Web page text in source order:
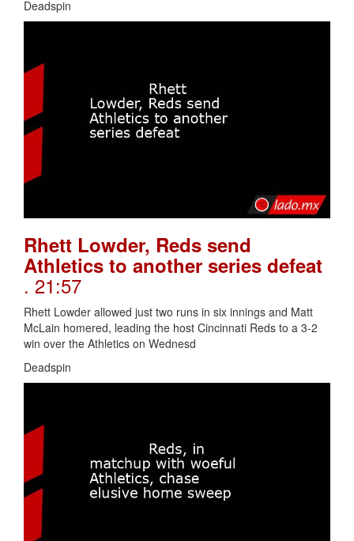
Deadspin
Rhett Lowder, Reds send
Athletics to another series defeat
. 21:57
Rhett Lowder allowed just two runs in six innings and Matt
McLain homered, leading the host Cincinnati Reds to a 3-2
win over the Athletics on Wednesd
Deadspin